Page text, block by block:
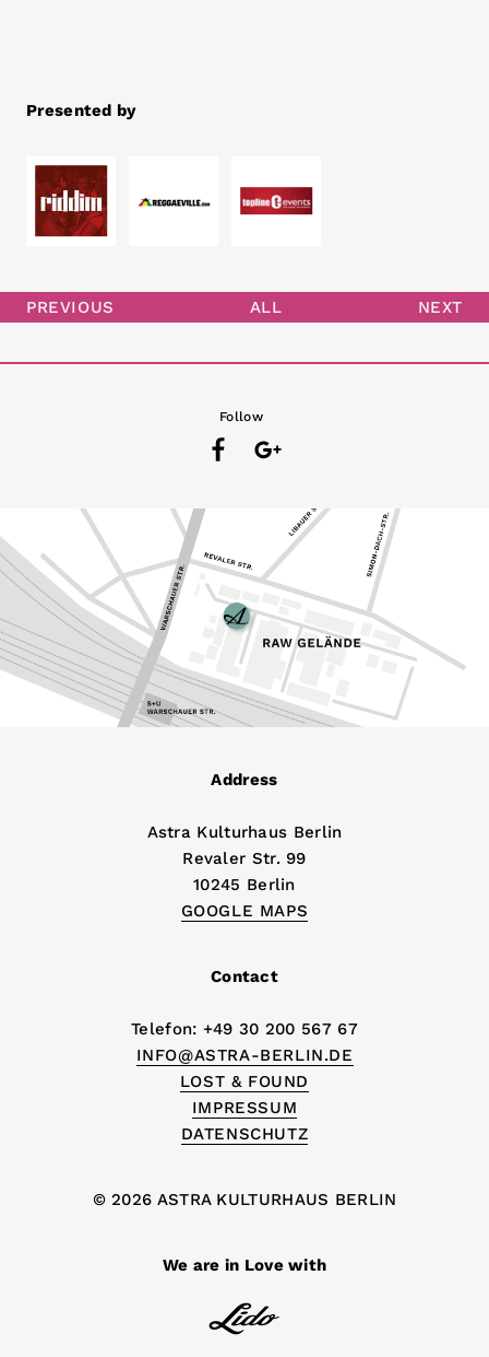
Presented by
PREVIOUS ALL NEXT
Follow
Address
Astra Kulturhaus Berlin
Revaler Str. 99
10245 Berlin
GOOGLE MAPS
Contact
Telefon: +49 30 200 567 67
INFO@ASTRA-BERLIN.DE
LOST & FOUND
IMPRESSUM
DATENSCHUTZ
© 2026 ASTRA KULTURHAUS BERLIN
We are in Love with